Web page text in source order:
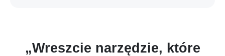
„Odkadrowałam cały mój